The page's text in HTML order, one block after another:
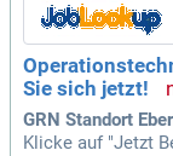
Sie sich jetzt!
GRN Standort
Klicke auf "Jetzt